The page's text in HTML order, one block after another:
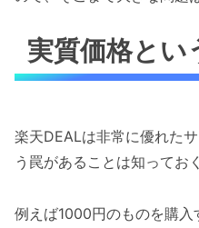
実質価格とい
楽天DEALは非常に優れた
う罠があることは知ってお
例えば1000円のものを購入